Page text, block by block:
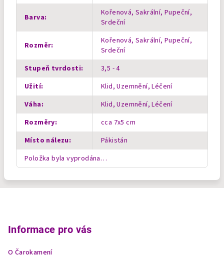
Barva:
Kořenová, Sakrální, Pupeční,
Srdeční
Rozměr:
Kořenová, Sakrální, Pupeční,
Srdeční
Stupeň tvrdosti:
3,5 - 4
Užití:
Klid, Uzemnění, Léčení
Váha:
Klid, Uzemnění, Léčení
Rozměry:
cca 7x5 cm
Místo nálezu:
Pákistán
Položka byla vyprodána…
Informace pro vás
O Čarokamení